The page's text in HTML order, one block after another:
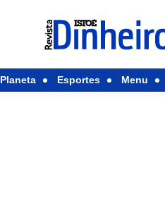
Planeta Esportes Menu